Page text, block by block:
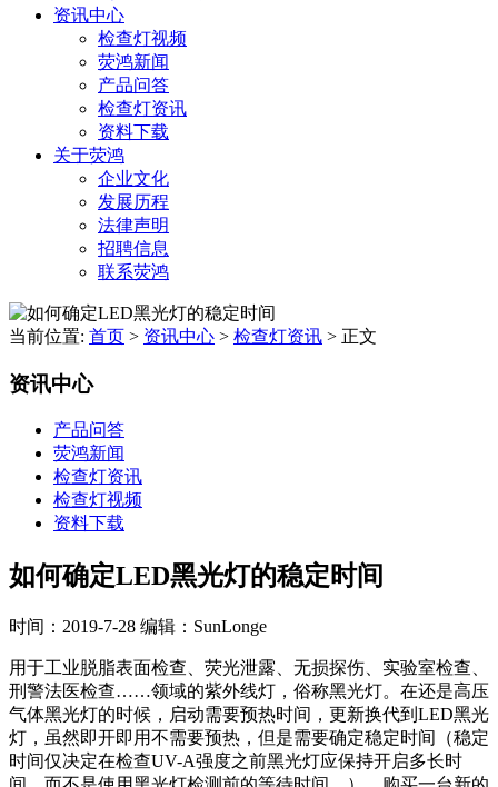
资讯中心
检查灯视频
荧鸿新闻
产品问答
检查灯资讯
资料下载
关于荧鸿
企业文化
发展历程
法律声明
招聘信息
联系荧鸿
当前位置: 首页 > 资讯中心 > 检查灯资讯 > 正文
资讯中心
产品问答
荧鸿新闻
检查灯资讯
检查灯视频
资料下载
如何确定LED黑光灯的稳定时间
时间：2019-7-28 编辑：SunLonge
用于工业脱脂表面检查、荧光泄露、无损探伤、实验室检查、
刑警法医检查……领域的紫外线灯，俗称黑光灯。在还是高压
气体黑光灯的时候，启动需要预热时间，更新换代到LED黑光
灯，虽然即开即用不需要预热，但是需要确定稳定时间（稳定
时间仅决定在检查UV-A强度之前黑光灯应保持开启多长时